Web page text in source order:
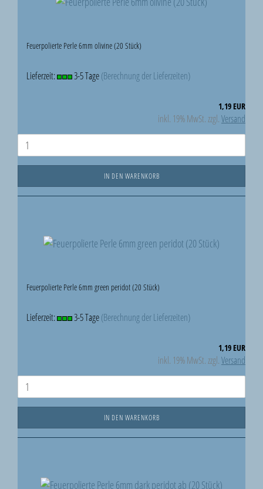
Feuerpolierte Perle 6mm olivine (20 Stück)
Lieferzeit: 3-5 Tage(Berechnung der Lieferzeiten)
1,19 EUR
inkl. 19% MwSt. zzgl.Versand
IN DEN WARENKORB
Feuerpolierte Perle 6mm green peridot (20 Stück)
Lieferzeit: 3-5 Tage(Berechnung der Lieferzeiten)
1,19 EUR
inkl. 19% MwSt. zzgl.Versand
IN DEN WARENKORB